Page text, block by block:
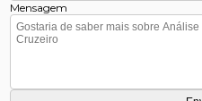
Mensagem